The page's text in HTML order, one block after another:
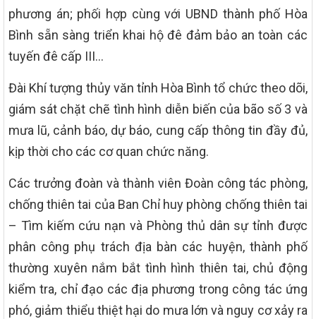
phương án; phối hợp cùng với UBND thành phố Hòa
Bình sẵn sàng triển khai hộ đê đảm bảo an toàn các
tuyến đê cấp III…
Đài Khí tượng thủy văn tỉnh Hòa Bình tổ chức theo dõi,
giám sát chặt chẽ tình hình diễn biến của bão số 3 và
mưa lũ, cảnh báo, dự báo, cung cấp thông tin đầy đủ,
kịp thời cho các cơ quan chức năng.
Các trưởng đoàn và thành viên Đoàn công tác phòng,
chống thiên tai của Ban Chỉ huy phòng chống thiên tai
– Tìm kiếm cứu nạn và Phòng thủ dân sự tỉnh được
phân công phụ trách địa bàn các huyện, thành phố
thường xuyên nắm bắt tình hình thiên tai, chủ động
kiểm tra, chỉ đạo các địa phương trong công tác ứng
phó, giảm thiểu thiệt hại do mưa lớn và nguy cơ xảy ra